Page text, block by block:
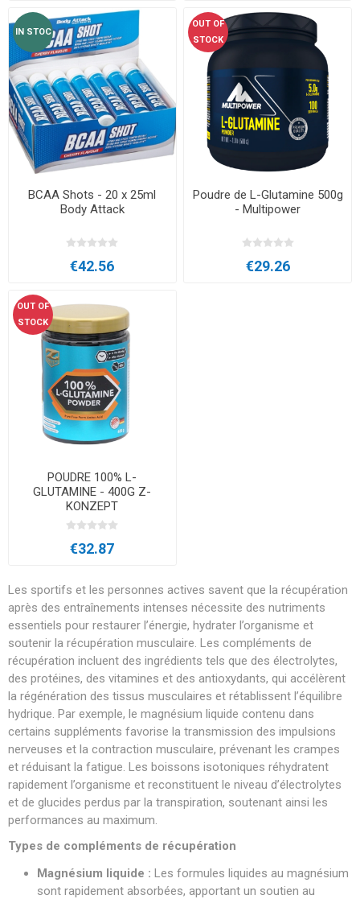
Les sportifs et les personnes actives savent que la récupération
après des entraînements intenses nécessite des nutriments
essentiels pour restaurer l’énergie, hydrater l’organisme et
soutenir la récupération musculaire. Les compléments de
récupération incluent des ingrédients tels que des électrolytes,
des protéines, des vitamines et des antioxydants, qui accélèrent
la régénération des tissus musculaires et rétablissent l’équilibre
hydrique. Par exemple, le magnésium liquide contenu dans
certains suppléments favorise la transmission des impulsions
nerveuses et la contraction musculaire, prévenant les crampes
et réduisant la fatigue. Les boissons isotoniques réhydratent
rapidement l’organisme et reconstituent le niveau d’électrolytes
et de glucides perdus par la transpiration, soutenant ainsi les
performances au maximum.
Types de compléments de récupération
Magnésium liquide : Les formules liquides au magnésium
sont rapidement absorbées, apportant un soutien au
IN STOC
BCAA Shots - 20 x 25ml
Body Attack
€42.56
OUT OF
STOCK
Poudre de L-Glutamine 500g
- Multipower
€29.26
OUT OF
STOCK
POUDRE 100% L-
GLUTAMINE - 400G Z-
KONZEPT
€32.87